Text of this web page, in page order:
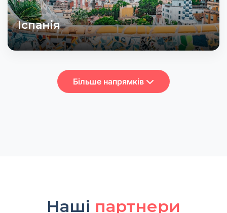
Іспанія
Більше напрямків
Наші партнери